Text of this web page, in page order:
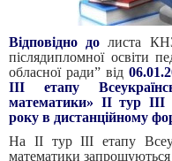
Відповідно до листа
післядипломної освіти
обласної ради” від
ІІІ етапу
математики» ІІ тур ІІІ
року в дистанційному
На ІІ тур ІІІ етапу
математики запрошуються